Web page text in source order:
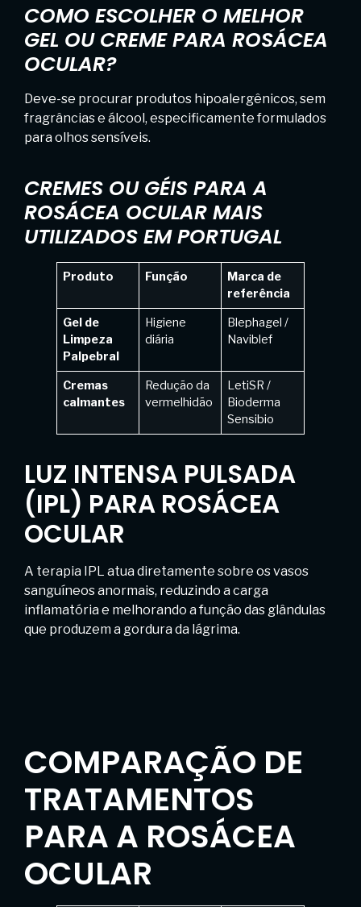
COMO ESCOLHER O MELHOR
GEL OU CREME PARA ROSÁCEA
OCULAR?
Deve-se procurar produtos hipoalergênicos, sem
fragrâncias e álcool, especificamente formulados
para olhos sensíveis.
CREMES OU GÉIS PARA A
ROSÁCEA OCULAR MAIS
UTILIZADOS EM PORTUGAL
Produto Função
Marca de
referência
Gel de
Limpeza
Palpebral
Higiene
diária
Blephagel /
Naviblef
Cremas
calmantes
Redução da
vermelhidão
LetiSR /
Bioderma
Sensibio
LUZ INTENSA PULSADA
(IPL) PARA ROSÁCEA
OCULAR
A terapia IPL atua diretamente sobre os vasos
sanguíneos anormais, reduzindo a carga
inflamatória e melhorando a função das glândulas
que produzem a gordura da lágrima.
COMPARAÇÃO DE
TRATAMENTOS
PARA A ROSÁCEA
OCULAR